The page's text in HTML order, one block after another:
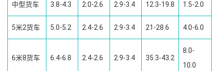
中型货车 3.8-4.3 2.0-2.6 2.9-3.4 12.3-19.8 1.5-2.0
5米2货车 5.0-5.2 2.4-2.6 2.9-3.4 21-28.6 4.0-6.0
6米8货车 6.4-6.8 2.4-2.6 2.9-3.4 35.3-43.2
8.0-
10.0